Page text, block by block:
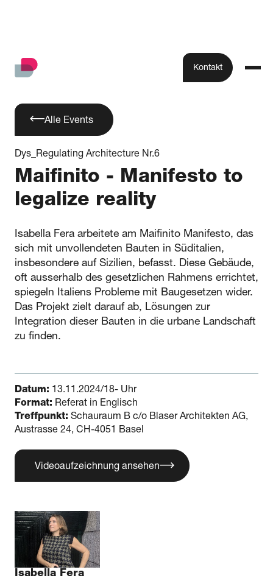
Kontakt
Alle Events
Dys_Regulating Architecture Nr.6
Maifinito - Manifesto to
legalize reality
Isabella Fera arbeitete am Maifinito Manifesto, das
sich mit unvollendeten Bauten in Süditalien,
insbesondere auf Sizilien, befasst. Diese Gebäude,
oft ausserhalb des gesetzlichen Rahmens errichtet,
spiegeln Italiens Probleme mit Baugesetzen wider.
Das Projekt zielt darauf ab, Lösungen zur
Integration dieser Bauten in die urbane Landschaft
zu finden.
Datum: 13.11.2024/18- Uhr
Format: Referat in Englisch
Treffpunkt: Schauraum B c/o Blaser Architekten AG,
Austrasse 24, CH-4051 Basel
Videoaufzeichnung ansehen
Isabella Fera